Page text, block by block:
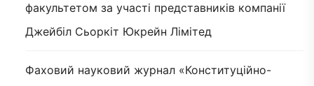
факультетом за участі представників компанії
Джейбіл Сьоркіт Юкрейн Лімітед
Фаховий науковий журнал «Конституційно-